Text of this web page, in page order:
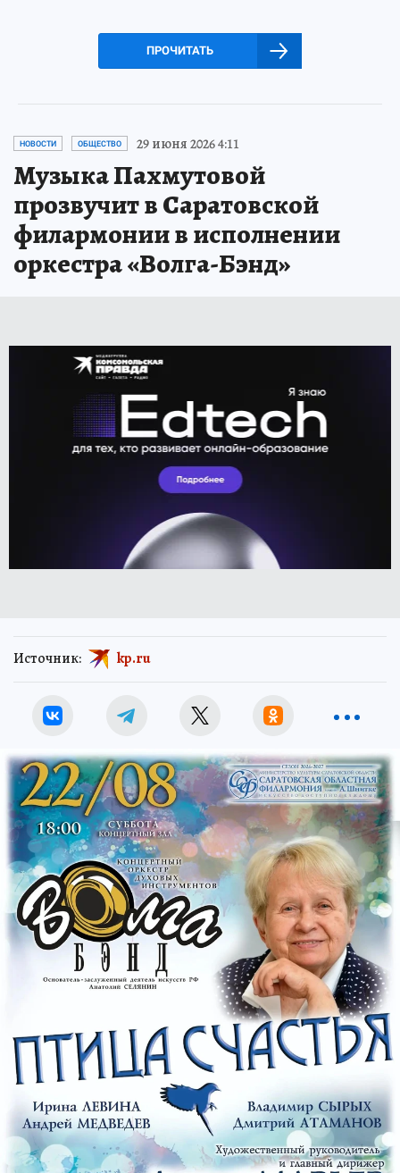
ПРОЧИТАТЬ
НОВОСТИ ОБЩЕСТВО 29 июня 2026 4:11
Музыка Пахмутовой
прозвучит в Саратовской
филармонии в исполнении
оркестра «Волга-Бэнд»
Источник: kp.ru